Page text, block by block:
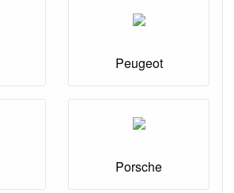
Peugeot
Porsche